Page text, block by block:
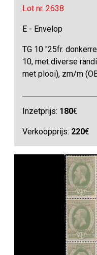
Lot nr. 2638
E - Envelop
TG 10 "25fr.
10, met diverse
met plooi), zm/m
Inzetprijs: 180€
Verkoopprijs: 220€